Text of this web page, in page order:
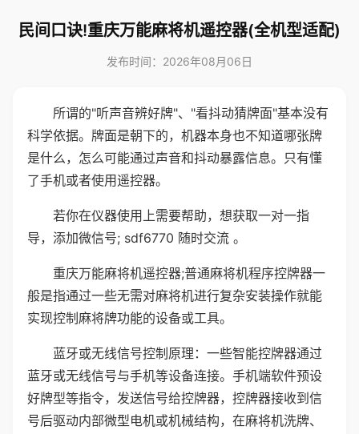
民间口诀!重庆万能麻将机遥控器(全机型适配)
发布时间：2026年08月06日
所谓的"听声音辨好牌"、"看抖动猜牌面"基本没有
科学依据。牌面是朝下的，机器本身也不知道哪张牌
是什么，怎么可能通过声音和抖动暴露信息。只有懂
了手机或者使用遥控器。
若你在仪器使用上需要帮助，想获取一对一指
导，添加微信号; sdf6770 随时交流 。
重庆万能麻将机遥控器;普通麻将机程序控牌器一
般是指通过一些无需对麻将机进行复杂安装操作就能
实现控制麻将牌功能的设备或工具。
蓝牙或无线信号控制原理：一些智能控牌器通过
蓝牙或无线信号与手机等设备连接。手机端软件预设
好牌型等指令，发送信号给控牌器，控牌器接收到信
号后驱动内部微型电机或机械结构，在麻将机洗牌、